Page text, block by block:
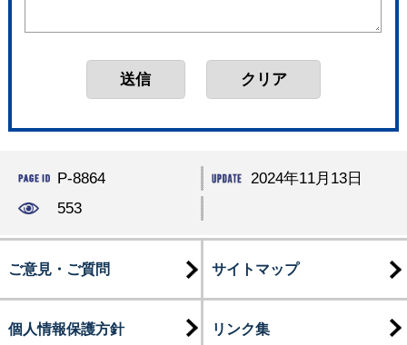
P-8864
2024年11月13日
553
ご意見・ご質問 サイトマップ
個人情報保護方針 リンク集